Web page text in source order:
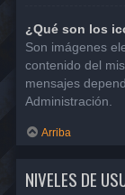
¿Qué son los
Son imágenes
contenido del
mensajes
Administración.
Arriba
NIVELES DE